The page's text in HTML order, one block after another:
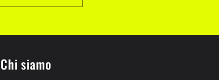
Chi siamo